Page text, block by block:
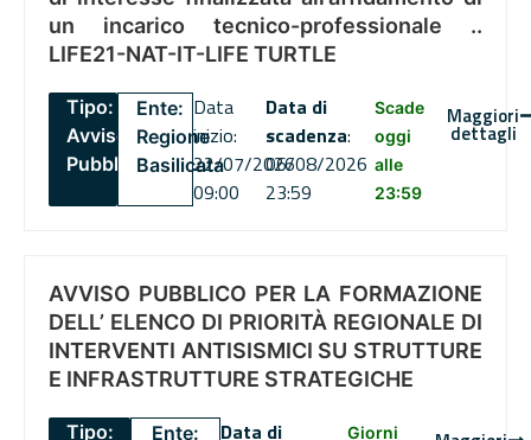
un incarico tecnico-professionale ..
LIFE21-NAT-IT-LIFE TURTLE
Tipo:
Avviso
Pubblico
Ente:
Regione
Basilicata
Data
inizio:
22/07/2026
09:00
Data di
scadenza:
06/08/2026
23:59
Scade
oggi
alle
23:59
Maggiori
dettagli
AVVISO PUBBLICO PER LA FORMAZIONE
DELL’ ELENCO DI PRIORITÀ REGIONALE DI
INTERVENTI ANTISISMICI SU STRUTTURE
E INFRASTRUTTURE STRATEGICHE
Tipo: Ente: Data di Giorni